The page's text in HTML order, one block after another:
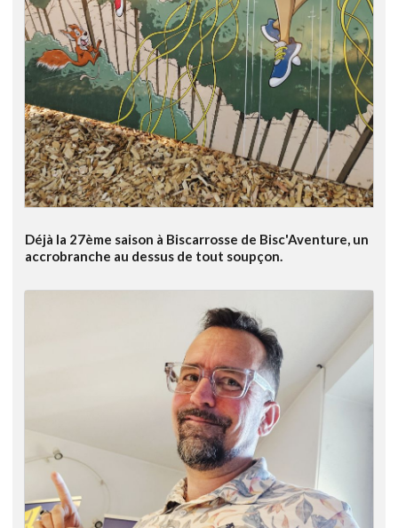
Déjà la 27ème saison à Biscarrosse de Bisc'Aventure, un
accrobranche au dessus de tout soupçon.